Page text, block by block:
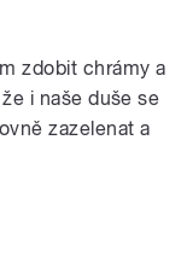
zdobit chrámy a
i naše duše se
zazelenat a